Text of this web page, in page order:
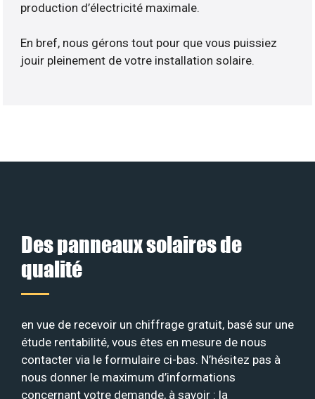
production d’électricité maximale.
En bref, nous gérons tout pour que vous puissiez
jouir pleinement de votre installation solaire.
Des panneaux solaires de
qualité
en vue de recevoir un chiffrage gratuit, basé sur une
étude rentabilité, vous êtes en mesure de nous
contacter via le formulaire ci-bas. N’hésitez pas à
nous donner le maximum d’informations
concernant votre demande, à savoir : la